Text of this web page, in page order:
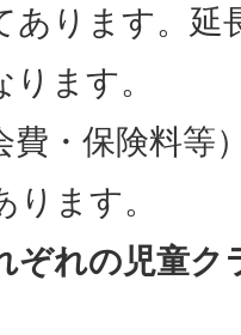
あります。延
ます。
費・保険料等
ます。
ぞれの児童ク